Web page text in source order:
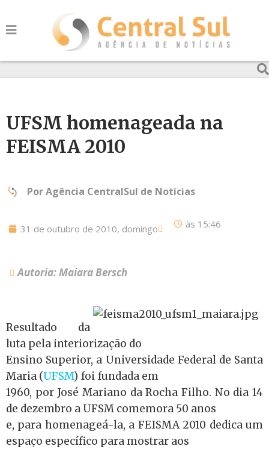
UFSM homenageada na
FEISMA 2010
PorAgência CentralSul de Notícias
31 de outubro de 2010, domingo às 15:46
Autoria: Maiara Bersch
Resultado da
luta pela interiorização do
Ensino Superior, a Universidade Federal de Santa
Maria (UFSM) foi fundada em
1960, por José Mariano da Rocha Filho. No dia 14
de dezembro a UFSM comemora 50 anos
e, para homenageá-la, a FEISMA 2010 dedica um
espaço específico para mostrar aos